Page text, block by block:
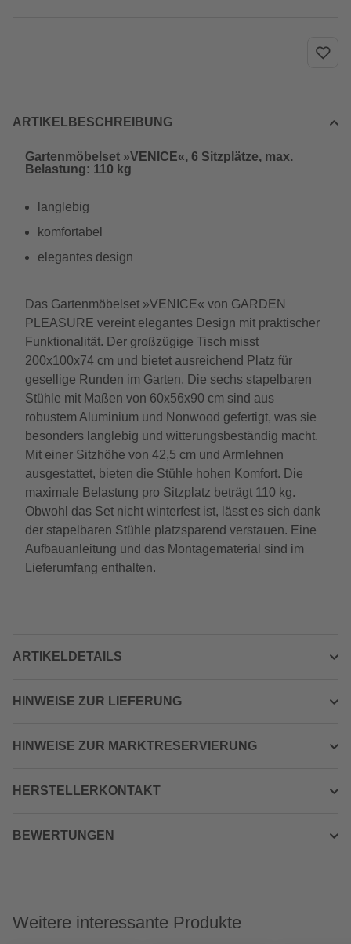
ARTIKELBESCHREIBUNG
Gartenmöbelset »VENICE«, 6 Sitzplätze, max.
Belastung: 110 kg
langlebig
komfortabel
elegantes design
Das Gartenmöbelset »VENICE« von GARDEN
PLEASURE vereint elegantes Design mit praktischer
Funktionalität. Der großzügige Tisch misst
200x100x74 cm und bietet ausreichend Platz für
gesellige Runden im Garten. Die sechs stapelbaren
Stühle mit Maßen von 60x56x90 cm sind aus
robustem Aluminium und Nonwood gefertigt, was sie
besonders langlebig und witterungsbeständig macht.
Mit einer Sitzhöhe von 42,5 cm und Armlehnen
ausgestattet, bieten die Stühle hohen Komfort. Die
maximale Belastung pro Sitzplatz beträgt 110 kg.
Obwohl das Set nicht winterfest ist, lässt es sich dank
der stapelbaren Stühle platzsparend verstauen. Eine
Aufbauanleitung und das Montagematerial sind im
Lieferumfang enthalten.
ARTIKELDETAILS
HINWEISE ZUR LIEFERUNG
HINWEISE ZUR MARKTRESERVIERUNG
HERSTELLERKONTAKT
BEWERTUNGEN
Weitere interessante Produkte